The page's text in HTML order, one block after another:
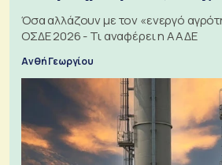
Όσα αλλάζουν με τον «ενεργό
ΟΣΔΕ 2026 - Τι αναφέρει η ΑΑΔΕ
Ανθή Γεωργίου